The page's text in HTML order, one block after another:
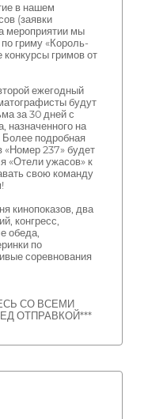
в нашем
(заявки
мероприятии мы
гриму «Король-
конкурсы гримов от
ежегодный
будут
за 30 дней с
назначенного на
подробная
237» будет
«Отели ужасов» к
свою команду
кинопоказов, два
конгресс,
обеда,
по
соревнования
СО ВСЕМИ
ОТПРАВКОЙ***